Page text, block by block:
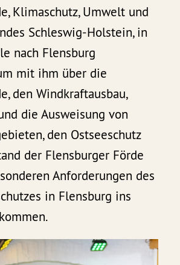
Klimaschutz, Umwelt und
Schleswig-Holstein, in
nach Flensburg
mit ihm über die
den Windkraftausbau,
die Ausweisung von
den Ostseeschutz
der Flensburger Förde
Anforderungen des
in Flensburg ins